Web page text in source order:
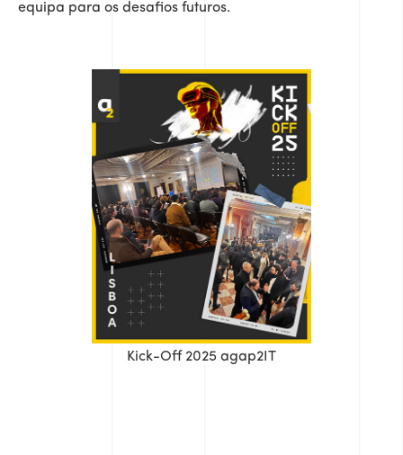
equipa para os desafios futuros.
Kick-Off 2025 agap2IT